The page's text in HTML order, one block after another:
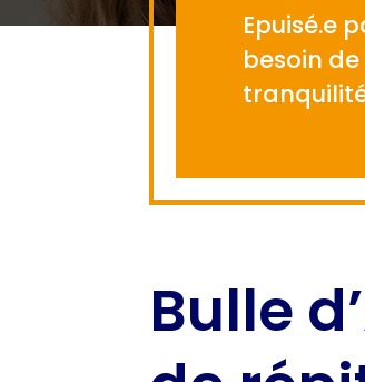
Epuisé.e
besoin
Bulle